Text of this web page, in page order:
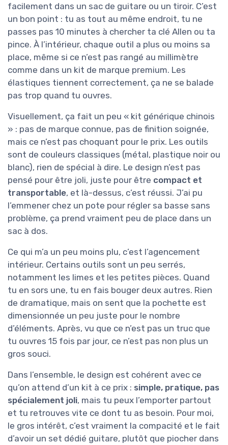
facilement dans un sac de guitare ou un tiroir. C’est
un bon point : tu as tout au même endroit, tu ne
passes pas 10 minutes à chercher ta clé Allen ou ta
pince. À l’intérieur, chaque outil a plus ou moins sa
place, même si ce n’est pas rangé au millimètre
comme dans un kit de marque premium. Les
élastiques tiennent correctement, ça ne se balade
pas trop quand tu ouvres.
Visuellement, ça fait un peu « kit générique chinois
» : pas de marque connue, pas de finition soignée,
mais ce n’est pas choquant pour le prix. Les outils
sont de couleurs classiques (métal, plastique noir ou
blanc), rien de spécial à dire. Le design n’est pas
pensé pour être joli, juste pour être compact et
transportable, et là-dessus, c’est réussi. J’ai pu
l’emmener chez un pote pour régler sa basse sans
problème, ça prend vraiment peu de place dans un
sac à dos.
Ce qui m’a un peu moins plu, c’est l’agencement
intérieur. Certains outils sont un peu serrés,
notamment les limes et les petites pièces. Quand
tu en sors une, tu en fais bouger deux autres. Rien
de dramatique, mais on sent que la pochette est
dimensionnée un peu juste pour le nombre
d’éléments. Après, vu que ce n’est pas un truc que
tu ouvres 15 fois par jour, ce n’est pas non plus un
gros souci.
Dans l’ensemble, le design est cohérent avec ce
qu’on attend d’un kit à ce prix : simple, pratique, pas
spécialement joli, mais tu peux l’emporter partout
et tu retrouves vite ce dont tu as besoin. Pour moi,
le gros intérêt, c’est vraiment la compacité et le fait
d’avoir un set dédié guitare, plutôt que piocher dans